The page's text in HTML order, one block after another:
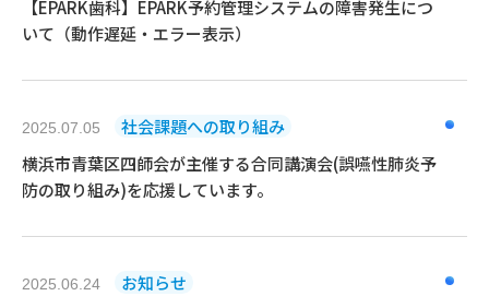
【EPARK歯科】EPARK予約管理システムの障害発生につ
いて（動作遅延・エラー表示）
2025.07.05
社会課題への取り組み
横浜市青葉区四師会が主催する合同講演会(誤嚥性肺炎予
防の取り組み)を応援しています。
2025.06.24
お知らせ